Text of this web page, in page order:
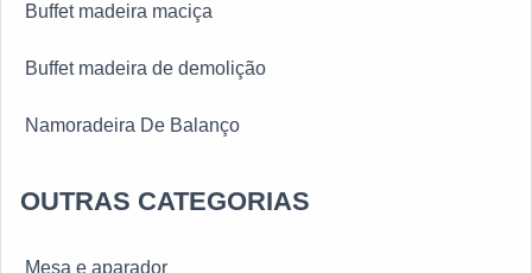
Buffet madeira maciça
Buffet madeira de demolição
Namoradeira De Balanço
OUTRAS CATEGORIAS
Mesa e aparador